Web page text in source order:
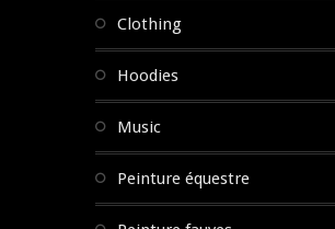
Clothing
Hoodies
Music
Peinture équestre